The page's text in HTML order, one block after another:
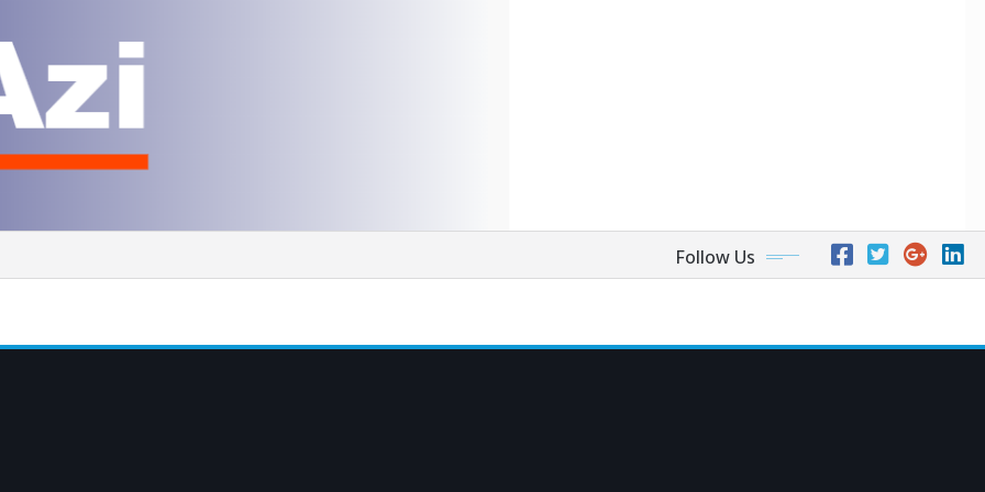
Follow Us